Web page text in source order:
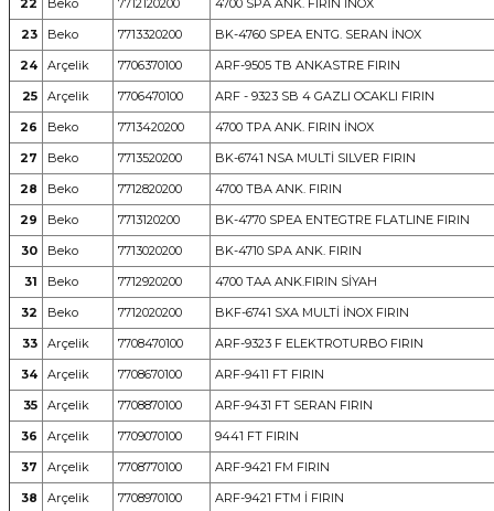
22
Beko 7712120200
4700 SPA ANK. FIRIN İNOX
23
Beko 7713320200
BK-4760 SPEA ENTG. SERAN İNOX
24
Arçelik 7706370100
ARF-9505 TB ANKASTRE FIRIN
25
Arçelik 7706470100
ARF - 9323 SB 4 GAZLI OCAKLI FIRIN
26
Beko 7713420200
4700 TPA ANK. FIRIN İNOX
27
Beko 7713520200
BK-6741 NSA MULTİ SILVER FIRIN
28
Beko 7712820200
4700 TBA ANK. FIRIN
29
Beko 7713120200
BK-4770 SPEA ENTEGTRE FLATLINE FIRIN
30
Beko 7713020200
BK-4710 SPA ANK. FIRIN
31
Beko 7712920200
4700 TAA ANK.FIRIN SİYAH
32
Beko 7712020200
BKF-6741 SXA MULTİ İNOX FIRIN
33
Arçelik 7708470100
ARF-9323 F ELEKTROTURBO FIRIN
34
Arçelik 7708670100
ARF-9411 FT FIRIN
35
Arçelik 7708870100
ARF-9431 FT SERAN FIRIN
36
Arçelik 7709070100
9441 FT FIRIN
37
Arçelik 7708770100
ARF-9421 FM FIRIN
38
Arçelik 7708970100
ARF-9421 FTM İ FIRIN